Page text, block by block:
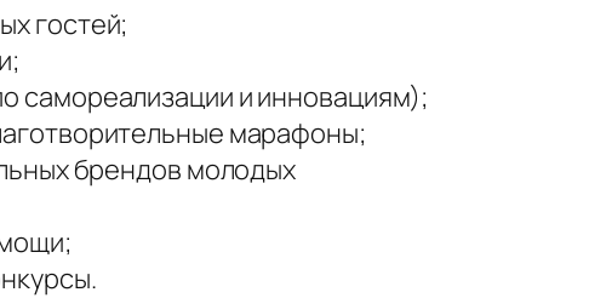
гостей;
самореализации и инновациям);
марафоны;
брендов молодых